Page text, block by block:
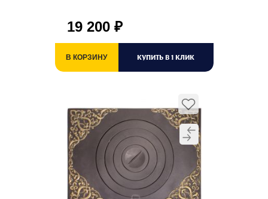
19 200 ₽
В КОРЗИНУ КУПИТЬ В 1 КЛИК